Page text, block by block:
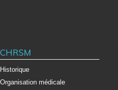
CHRSM
Historique
Organisation médicale